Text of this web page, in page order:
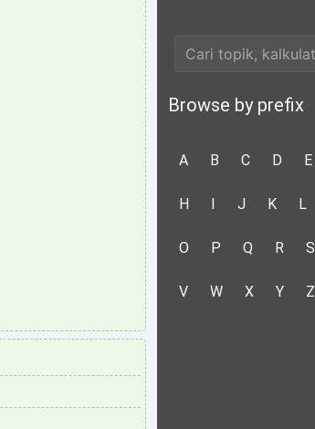
Browse by prefix
A B C D E
H I J K L
O P Q R S
V W X Y Z